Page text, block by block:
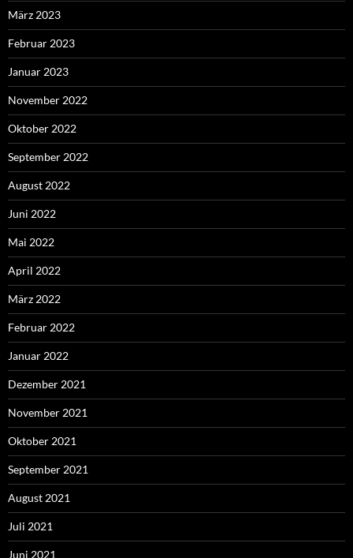
März 2023
Februar 2023
Januar 2023
November 2022
Oktober 2022
September 2022
August 2022
Juni 2022
Mai 2022
April 2022
März 2022
Februar 2022
Januar 2022
Dezember 2021
November 2021
Oktober 2021
September 2021
August 2021
Juli 2021
Juni 2021